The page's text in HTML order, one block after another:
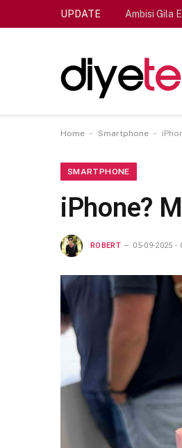
UPDATE Ambisi Gila
Home - Smartphone -
SMARTPHONE
iPhone?
ROBERT 05-09-2025 -